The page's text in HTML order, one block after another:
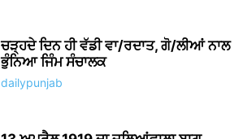
ਚੜ੍ਹਦੇ ਦਿਨ ਹੀ ਵੱਡੀ ਵਾ/ਰਦਾਤ, ਗੋ/ਲੀਆਂ ਨਾਲ
ਭੁੰਨਿਆ ਜਿੰਮ ਸੰਚਾਲਕ
dailypunjab